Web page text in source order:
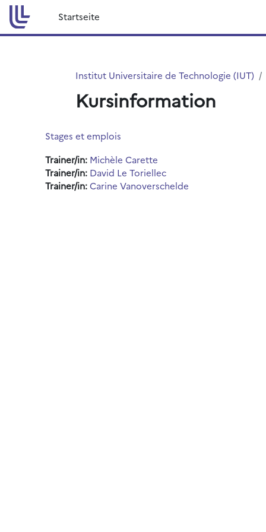
Zum Hauptinhalt
Startseite
Institut Universitaire de Technologie (IUT)
Kursinformation
Stages et emplois
Trainer/in: Michèle Carette
Trainer/in: David Le Toriellec
Trainer/in:Carine Vanoverschelde